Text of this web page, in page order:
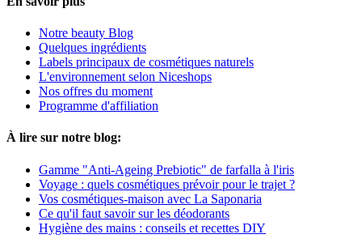
Notre beauty Blog
Quelques ingrédients
Labels principaux de cosmétiques naturels
L'environnement selon Niceshops
Nos offres du moment
Programme d'affiliation
À lire sur notre blog:
Gamme "Anti-Ageing Prebiotic" de farfalla à l'iris
Voyage : quels cosmétiques prévoir pour le trajet ?
Vos cosmétiques-maison avec La Saponaria
Ce qu'il faut savoir sur les déodorants
Hygiène des mains : conseils et recettes DIY